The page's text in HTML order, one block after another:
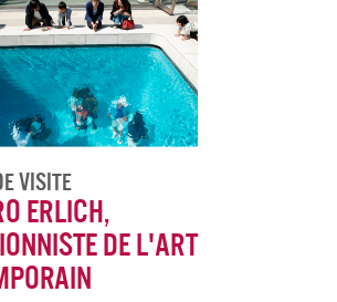
Visite
Erlich,
de l'art